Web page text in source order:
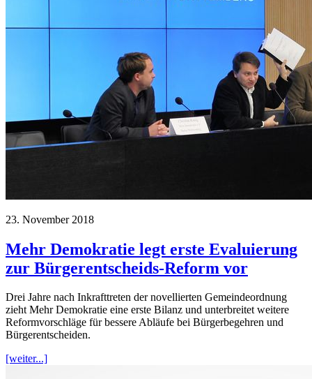
23. November 2018
Mehr Demokratie legt erste Evaluierung
zur Bürgerentscheids-Reform vor
Drei Jahre nach Inkrafttreten der novellierten Gemeindeordnung
zieht Mehr Demokratie eine erste Bilanz und unterbreitet weitere
Reformvorschläge für bessere Abläufe bei Bürgerbegehren und
Bürgerentscheiden.
[weiter...]